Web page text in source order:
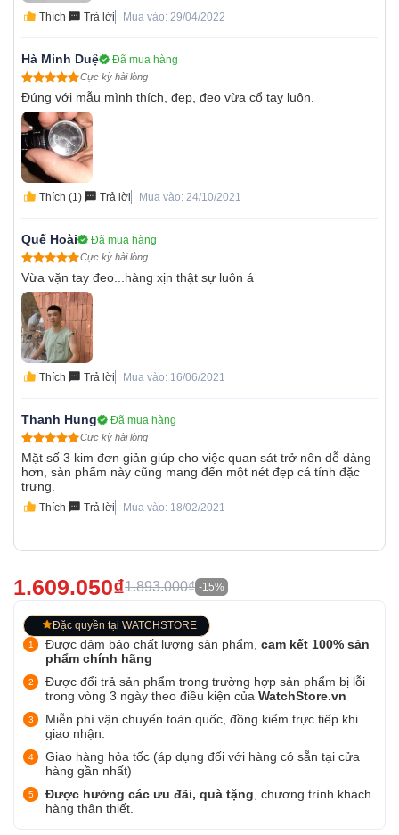
Thích Trả lời Mua vào: 29/04/2022
Hà Minh Duệ Đã mua hàng
Cực kỳ hài lòng
Đúng với mẫu mình thích, đẹp, đeo vừa cổ tay luôn.
Thích (1) Trả lời Mua vào: 24/10/2021
Quế Hoài Đã mua hàng
Cực kỳ hài lòng
Vừa vặn tay đeo...hàng xịn thật sự luôn á
Thích Trả lời Mua vào: 16/06/2021
Thanh Hung Đã mua hàng
Cực kỳ hài lòng
Mặt số 3 kim đơn giản giúp cho việc quan sát trở nên dễ dàng
hơn, sản phẩm này cũng mang đến một nét đẹp cá tính đặc
trưng.
Thích Trả lời Mua vào: 18/02/2021
1.609.050₫1.893.000₫ -15%
Đặc quyền tại WATCHSTORE
Được đảm bảo chất lượng sản phẩm, cam kết 100% sản
phẩm chính hãng
Được đổi trả sản phẩm trong trường hợp sản phẩm bị lỗi
trong vòng 3 ngày theo điều kiện của WatchStore.vn
Miễn phí vận chuyển toàn quốc, đồng kiểm trực tiếp khi
giao nhận.
Giao hàng hỏa tốc (áp dụng đối với hàng có sẵn tại cửa
hàng gần nhất)
Được hưởng các ưu đãi, quà tặng , chương trình khách
hàng thân thiết.